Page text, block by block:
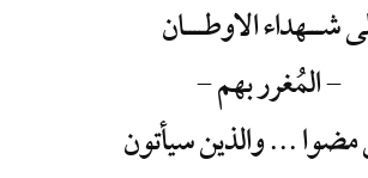
شـــهداء الاوطــــان
- المُغرر بهم -
مضوا ...والذين سيأتون